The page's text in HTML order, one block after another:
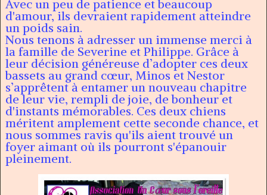
Avec un peu de patience et beaucoup
d'amour, ils devraient rapidement atteindre
un poids sain.
Nous tenons à adresser un immense merci à
la famille de Severine et Philippe. Grâce à
leur décision généreuse d’adopter ces deux
bassets au grand cœur, Minos et Nestor
s’apprêtent à entamer un nouveau chapitre
de leur vie, rempli de joie, de bonheur et
d'instants mémorables. Ces deux chiens
méritent amplement cette seconde chance, et
nous sommes ravis qu'ils aient trouvé un
foyer aimant où ils pourront s'épanouir
pleinement.